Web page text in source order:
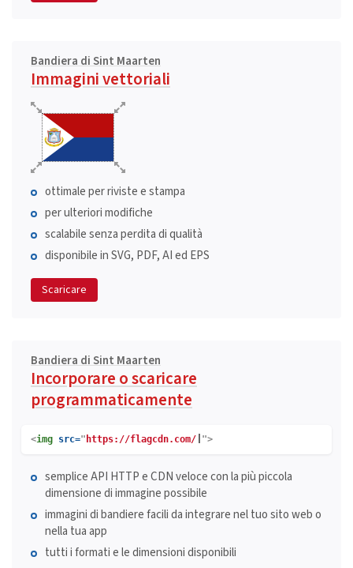
Bandiera di Sint Maarten
Immagini vettoriali
ottimale per riviste e stampa
per ulteriori modifiche
scalabile senza perdita di qualità
disponibile in SVG, PDF, AI ed EPS
Scaricare
Bandiera di Sint Maarten
Incorporare o scaricare
programmaticamente
<img src=" https://flagcdn.com/ ">
semplice API HTTP e CDN veloce con la più piccola
dimensione di immagine possibile
immagini di bandiere facili da integrare nel tuo sito web o
nella tua app
tutti i formati e le dimensioni disponibili